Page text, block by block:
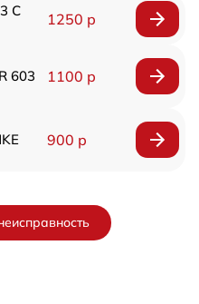
C
1250 р
603
1100 р
900 р